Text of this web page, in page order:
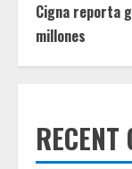
Cigna reporta
millones
RECENT